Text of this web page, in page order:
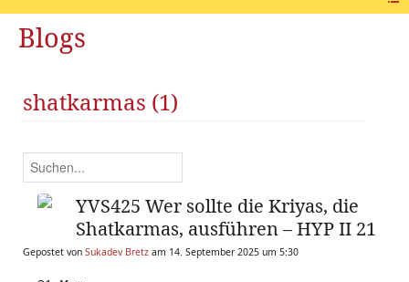
Blogs
shatkarmas (1)
YVS425 Wer sollte die Kriyas, die
Shatkarmas, ausführen – HYP II 21
Gepostet von Sukadev Bretz am 14. September 2025 um 5:30